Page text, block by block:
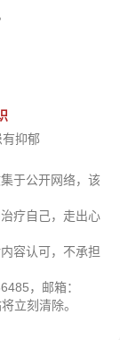
抑郁
于公开网络，该
疗自己，走出心
容认可，不承担
，邮箱：
立刻清除。